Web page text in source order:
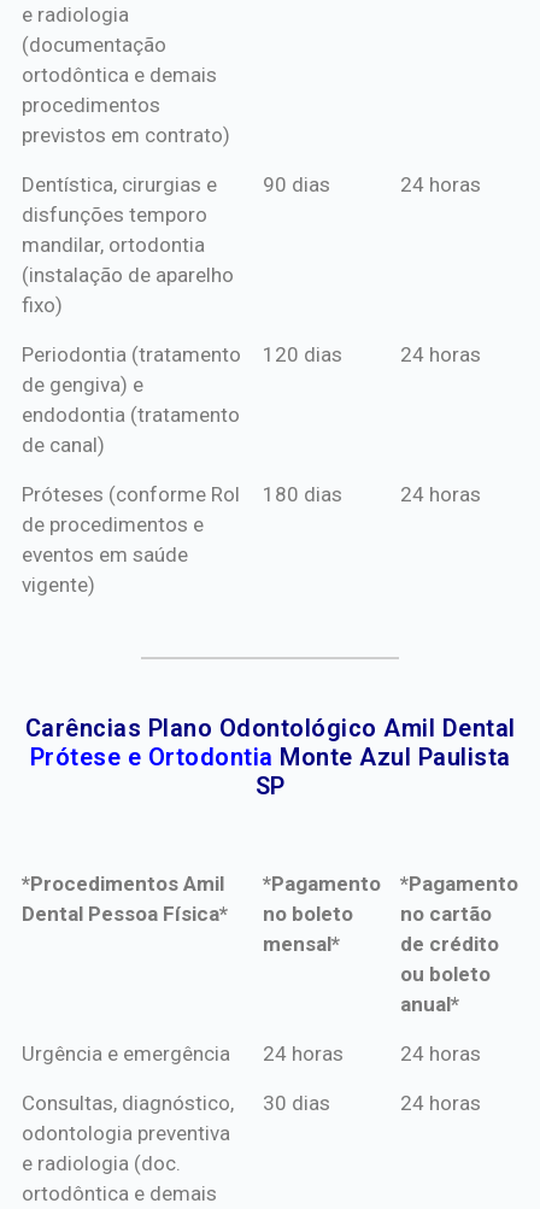
e radiologia
(documentação
ortodôntica e demais
procedimentos
previstos em contrato)
Dentística, cirurgias e
disfunções temporo
mandilar, ortodontia
(instalação de aparelho
fixo)
90 dias 24 horas
Periodontia (tratamento
de gengiva) e
endodontia (tratamento
de canal)
120 dias 24 horas
Próteses (conforme Rol
de procedimentos e
eventos em saúde
vigente)
180 dias 24 horas
Carências Plano Odontológico Amil Dental
Prótese e Ortodontia Monte Azul Paulista
SP
*Procedimentos Amil
Dental Pessoa Física*
*Pagamento
no boleto
mensal*
*Pagamento
no cartão
de crédito
ou boleto
anual*
*Procedimentos Amil
*Pagamento
mensal*
*Pagamento
de crédito
Urgência e emergência 24 horas 24 horas
Consultas, diagnóstico,
odontologia preventiva
e radiologia (doc.
ortodôntica e demais
30 dias 24 horas